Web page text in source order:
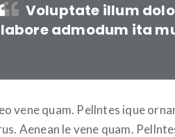
Voluptate illum
labore admodum ita
vene quam. Pellntes ique
Aenean le vene quam.